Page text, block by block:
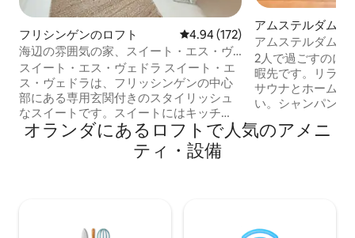
フリシンゲンのロフト レビュー172件、5つ星中4.94つ
4.94 (172)
海辺の雰囲気の家、スイート・エス・ヴ
ェドラ
スイート・エス・ヴェドラ スイート・エ
ス・ヴェドラは、フリッシンゲンの中心
部にある専用玄関付きのスタイリッシュ
なスイートです。スイートにはキッチ
ン、エアコン、バスタブ、ウォークイン
シャワー、サウナを備えた豪華なバスル
ームがあります。海で過ごした一日の後
低5泊の滞在をお願いしております。 Het
アムステルダムの
アムステルダムの
サウナ＆小型ボー
2人で過ごすのに
暇先です。リラッ
サウナとホームシ
い。シャンパン、
ト」と呼ぶ人もいます （親友と
オランダにあるロフトで人気のアメニ
ティ・設備